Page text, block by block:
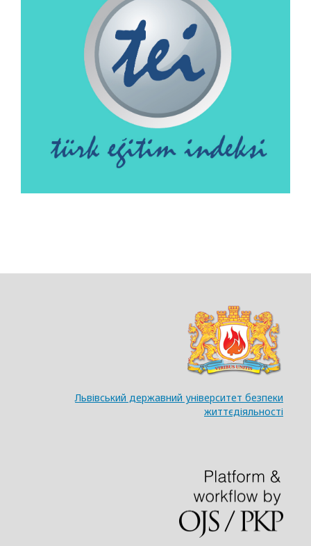
Львівський державний університет безпеки
життєдіяльності